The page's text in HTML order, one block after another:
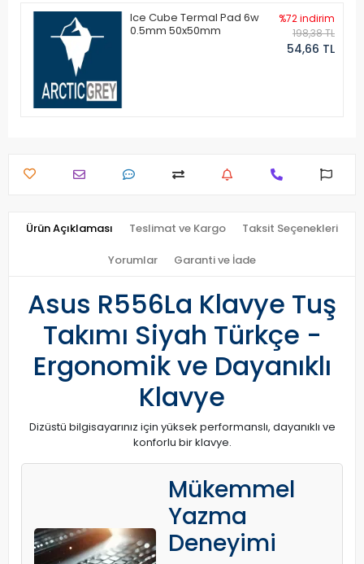
Ice Cube Termal Pad 6w
0.5mm 50x50mm
%72 indirim
198,38 TL
54,66 TL
Ürün Açıklaması Teslimat ve Kargo Taksit Seçenekleri
Yorumlar Garanti ve İade
Asus R556La Klavye Tuş
Takımı Siyah Türkçe -
Ergonomik ve Dayanıklı
Klavye
Dizüstü bilgisayarınız için yüksek performanslı, dayanıklı ve
konforlu bir klavye.
Mükemmel
Yazma
Deneyimi